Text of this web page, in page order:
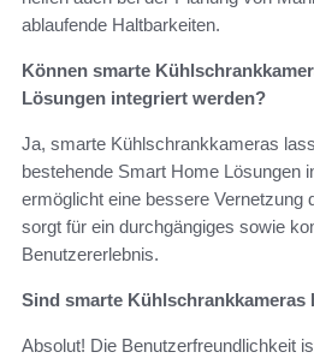
ablaufende Haltbarkeiten.
Können smarte
Lösungen integriert werden?
Ja, smarte Kühlschrankkameras
bestehende Smart Home Lösungen
ermöglicht eine bessere Vernetzung
sorgt für ein durchgängiges sowie
Benutzererlebnis.
Sind smarte
Absolut! Die Benutzerfreundlichkeit